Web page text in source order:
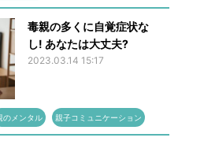
毒親の多くに自覚症状な
し! あなたは大丈夫?
2023.03.14 15:17
のメンタル 親子コミュニケーション